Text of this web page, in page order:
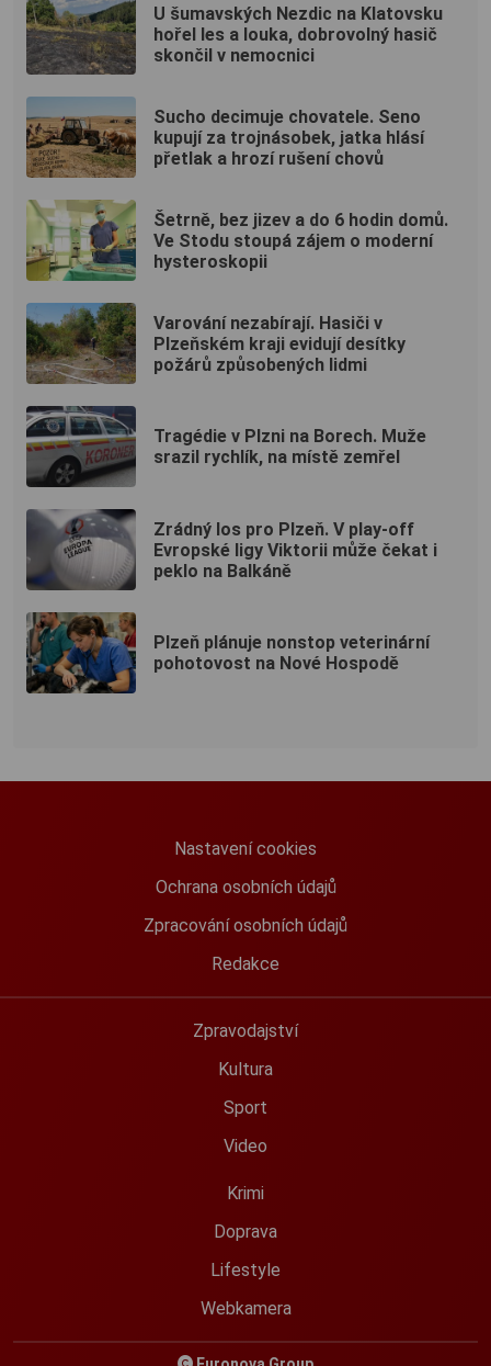
U šumavských Nezdic na Klatovsku
hořel les a louka, dobrovolný hasič
skončil v nemocnici
Sucho decimuje chovatele. Seno
kupují za trojnásobek, jatka hlásí
přetlak a hrozí rušení chovů
Šetrně, bez jizev a do 6 hodin domů.
Ve Stodu stoupá zájem o moderní
hysteroskopii
Varování nezabírají. Hasiči v
Plzeňském kraji evidují desítky
požárů způsobených lidmi
Tragédie v Plzni na Borech. Muže
srazil rychlík, na místě zemřel
Zrádný los pro Plzeň. V play-off
Evropské ligy Viktorii může čekat i
peklo na Balkáně
Plzeň plánuje nonstop veterinární
pohotovost na Nové Hospodě
Nastavení cookies
Ochrana osobních údajů
Zpracování osobních údajů
Redakce
Zpravodajství
Kultura
Sport
Video
Krimi
Doprava
Lifestyle
Webkamera